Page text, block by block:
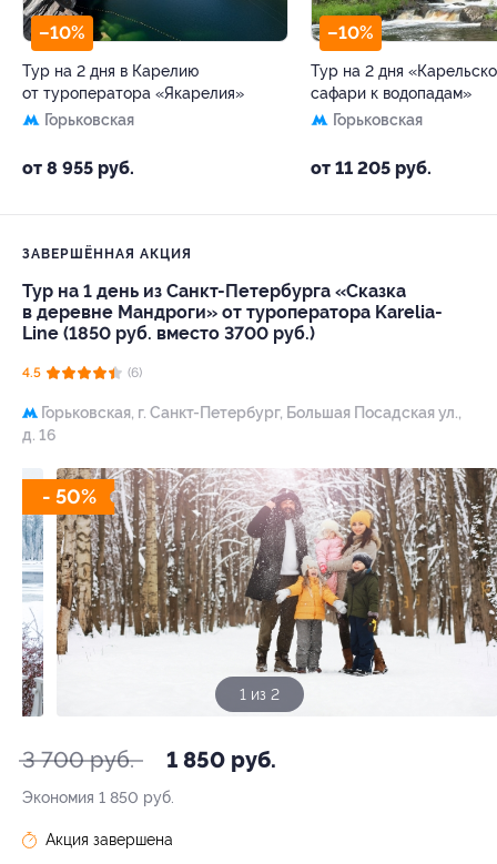
–10%
Тур на 2 дня в Карелию
от туроператора «Якарелия»
Горьковская
от 8 955 руб.
–10%
Тур на 2 дня
сафари к водопадам»
Горьковская
от 11 205 руб.
ЗАВЕРШЁННАЯ АКЦИЯ
Тур на 1 день из Санкт-Петербурга «Сказка
в деревне Мандроги» от туроператора Karelia-
Line (1850 руб. вместо 3700 руб.)
4.5 (6)
Горьковская, г. Санкт-Петербург, Большая Посадская ул.,
д. 16
- 50%
1 из 2
3 700 руб. 1 850 руб.
Экономия 1 850 руб.
Акция завершена